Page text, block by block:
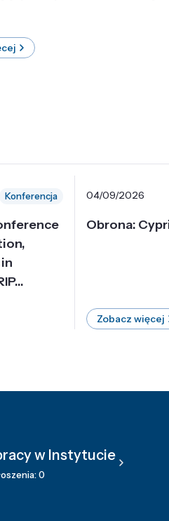
Konferencja 04/09/2026
Obrona:
Zobacz więcej
w Instytucie
0